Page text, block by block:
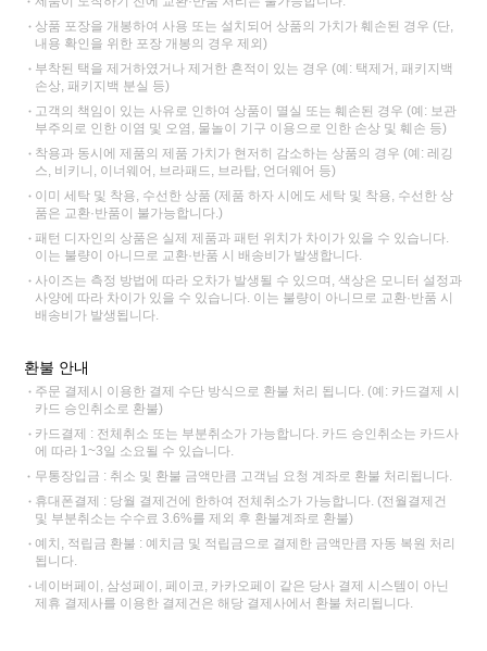
상품 포장을 개봉하여 사용 또는 설치되어 상품의 가치가 훼손된 경우 (단,
내용 확인을 위한 포장 개봉의 경우 제외)
부착된 택을 제거하였거나 제거한 흔적이 있는 경우 (예: 택제거, 패키지백
손상, 패키지백 분실 등)
고객의 책임이 있는 사유로 인하여 상품이 멸실 또는 훼손된 경우 (예: 보관
부주의로 인한 이염 및 오염, 물놀이 기구 이용으로 인한 손상 및 훼손 등)
착용과 동시에 제품의 제품 가치가 현저히 감소하는 상품의 경우 (예: 레깅
스, 비키니, 이너웨어, 브라패드, 브라탑, 언더웨어 등)
이미 세탁 및 착용, 수선한 상품 (제품 하자 시에도 세탁 및 착용, 수선한 상
품은 교환·반품이 불가능합니다.)
패턴 디자인의 상품은 실제 제품과 패턴 위치가 차이가 있을 수 있습니다.
이는 불량이 아니므로 교환·반품 시 배송비가 발생합니다.
사이즈는 측정 방법에 따라 오차가 발생될 수 있으며, 색상은 모니터 설정과
사양에 따라 차이가 있을 수 있습니다. 이는 불량이 아니므로 교환·반품 시
배송비가 발생됩니다.
환불 안내
주문 결제시 이용한 결제 수단 방식으로 환불 처리 됩니다. (예: 카드결제 시
카드 승인취소로 환불)
카드결제 : 전체취소 또는 부분취소가 가능합니다. 카드 승인취소는 카드사
에 따라 1~3일 소요될 수 있습니다.
무통장입금 : 취소 및 환불 금액만큼 고객님 요청 계좌로 환불 처리됩니다.
휴대폰결제 : 당월 결제건에 한하여 전체취소가 가능합니다. (전월결제건
및 부분취소는 수수료 3.6%를 제외 후 환불계좌로 환불)
예치, 적립금 환불 : 예치금 및 적립금으로 결제한 금액만큼 자동 복원 처리
됩니다.
네이버페이, 삼성페이, 페이코, 카카오페이 같은 당사 결제 시스템이 아닌
제휴 결제사를 이용한 결제건은 해당 결제사에서 환불 처리됩니다.